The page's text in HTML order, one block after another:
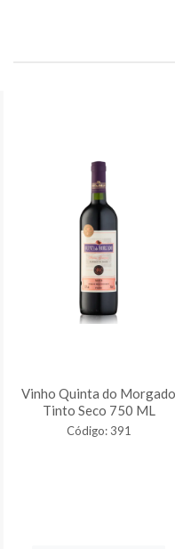
Vinho Quinta do Morgado
Tinto Seco 750 ML
Código: 391